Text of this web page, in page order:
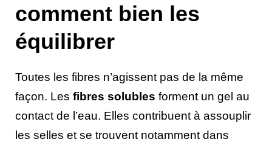
comment bien les
équilibrer
Toutes les fibres n’agissent pas de la même
façon. Les fibres solubles forment un gel au
contact de l’eau. Elles contribuent à assouplir
les selles et se trouvent notamment dans